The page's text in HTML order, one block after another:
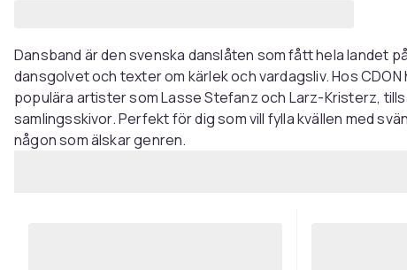
Dansband är den svenska danslåten som fått hela landet
dansgolvet och texter om kärlek och vardagsliv. Hos
populära artister som Lasse Stefanz och Larz-Kristerz,
samlingsskivor. Perfekt för dig som vill fylla kvällen med
någon som älskar genren.